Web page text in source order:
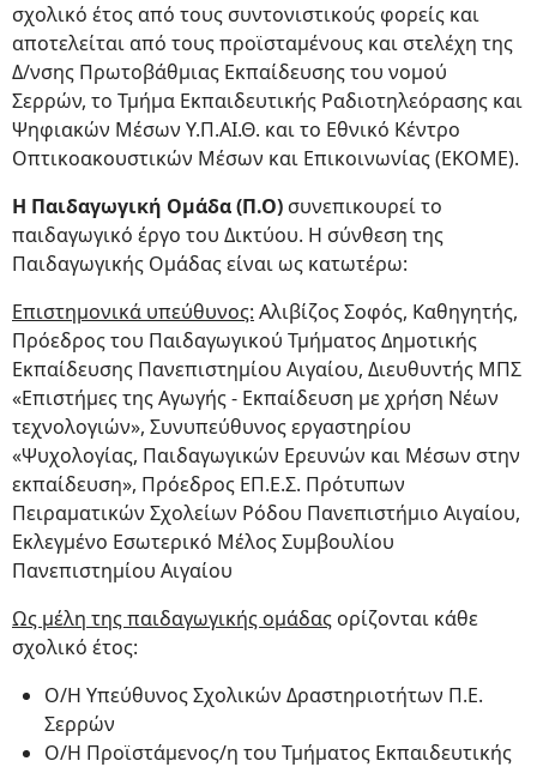
σχολικό έτος από τους συντονιστικούς φορείς και
αποτελείται από τους προϊσταμένους και στελέχη της
Δ/νσης Πρωτοβάθμιας Εκπαίδευσης του νομού
Σερρών, το Τμήμα Εκπαιδευτικής Ραδιοτηλεόρασης και
Ψηφιακών Μέσων Υ.Π.ΑΙ.Θ. και το Εθνικό Κέντρο
Οπτικοακουστικών Μέσων και Επικοινωνίας (ΕΚΟΜΕ).
Η Παιδαγωγική Ομάδα (Π.Ο) συνεπικουρεί το
παιδαγωγικό έργο του Δικτύου. Η σύνθεση της
Παιδαγωγικής Ομάδας είναι ως κατωτέρω:
Επιστημονικά υπεύθυνος: Αλιβίζος Σοφός, Καθηγητής,
Πρόεδρος του Παιδαγωγικού Τμήματος Δημοτικής
Εκπαίδευσης Πανεπιστημίου Αιγαίου, Διευθυντής ΜΠΣ
«Επιστήμες της Αγωγής - Εκπαίδευση με χρήση Νέων
τεχνολογιών», Συνυπεύθυνος εργαστηρίου
«Ψυχολογίας, Παιδαγωγικών Ερευνών και Μέσων στην
εκπαίδευση», Πρόεδρος ΕΠ.Ε.Σ. Πρότυπων
Πειραματικών Σχολείων Ρόδου Πανεπιστήμιο Αιγαίου,
Εκλεγμένο Εσωτερικό Μέλος Συμβουλίου
Πανεπιστημίου Αιγαίου
Ως μέλη της παιδαγωγικής ομάδας ορίζονται κάθε
σχολικό έτος:
Ο/Η Υπεύθυνος Σχολικών Δραστηριοτήτων Π.Ε.
Σερρών
Ο/Η Προϊστάμενος/η του Τμήματος Εκπαιδευτικής